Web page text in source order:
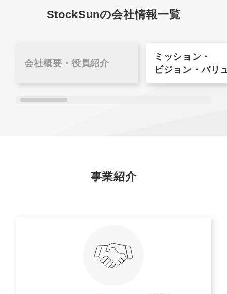
StockSunの会社情報一覧
会社概要・役員紹介
ミッション・
ビジョン・バリ
事業紹介